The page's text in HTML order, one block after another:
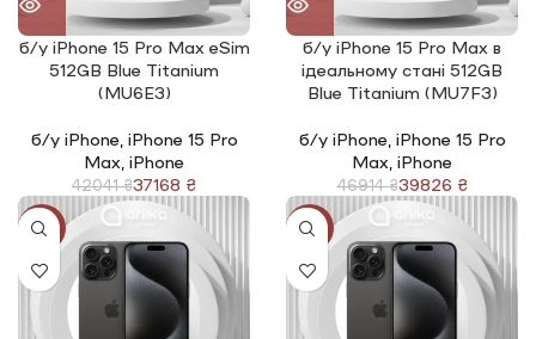
б/у iPhone 15 Pro Max eSim
512GB Blue Titanium
(MU6E3)
б/у iPhone, iPhone 15 Pro
Max iPhone
42041₴37168 ₴
б/у iPhone 15 Pro Max в
ідеальному стані 512GB
Blue Titanium (MU7F3)
б/у iPhone, iPhone 15 Pro
Max iPhone
46914₴39826 ₴
-12% -15%